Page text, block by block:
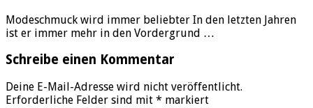
Modeschmuck wird immer beliebter In den letzten Jahren
ist er immer mehr in den Vordergrund …
Schreibe einen Kommentar
Deine E-Mail-Adresse wird nicht veröffentlicht.
Erforderliche Felder sind mit * markiert